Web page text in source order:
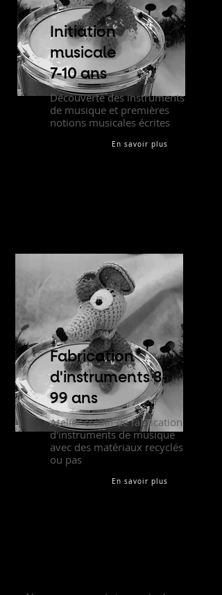
Initiation
musicale
7-10 ans
Découverte des instruments
de musique et premières
notions musicales écrites
En savoir plus
Fabrication
d'instruments3-
99 ans
Atelier créatif de fabrication
d'instruments de musique
avec des matériaux recyclés
ou pas
En savoir plus